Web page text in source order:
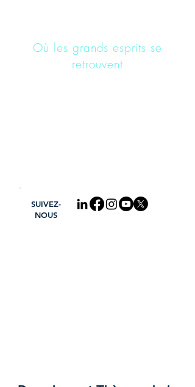
Où les grands esprits se
retrouvent
SUIVEZ-
NOUS